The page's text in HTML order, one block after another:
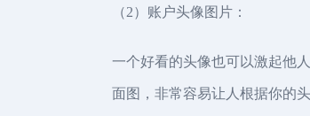
（2）账户头像图片：
一个好看的头像也可以激起他
面图，非常容易让人根据你的